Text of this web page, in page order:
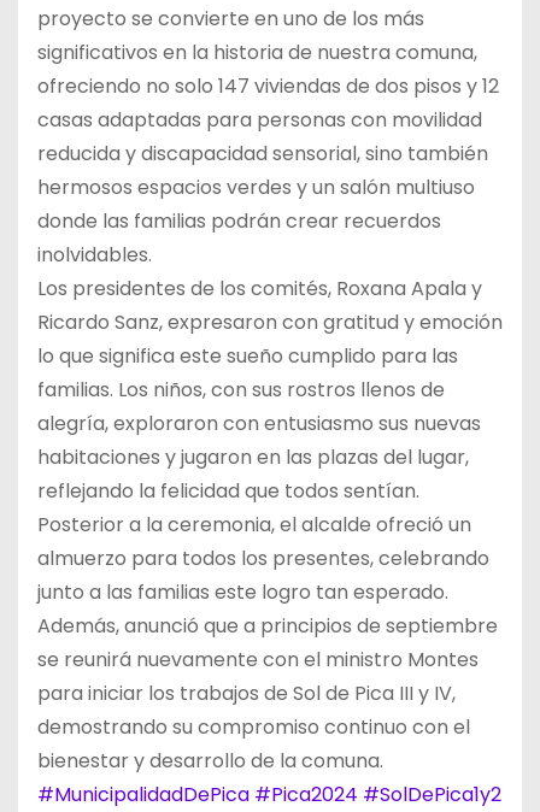
proyecto se convierte en uno de los más
significativos en la historia de nuestra comuna,
ofreciendo no solo 147 viviendas de dos pisos y 12
casas adaptadas para personas con movilidad
reducida y discapacidad sensorial, sino también
hermosos espacios verdes y un salón multiuso
donde las familias podrán crear recuerdos
inolvidables.
Los presidentes de los comités, Roxana Apala y
Ricardo Sanz, expresaron con gratitud y emoción
lo que significa este sueño cumplido para las
familias. Los niños, con sus rostros llenos de
alegría, exploraron con entusiasmo sus nuevas
habitaciones y jugaron en las plazas del lugar,
reflejando la felicidad que todos sentían.
Posterior a la ceremonia, el alcalde ofreció un
almuerzo para todos los presentes, celebrando
junto a las familias este logro tan esperado.
Además, anunció que a principios de septiembre
se reunirá nuevamente con el ministro Montes
para iniciar los trabajos de Sol de Pica III y IV,
demostrando su compromiso continuo con el
bienestar y desarrollo de la comuna.
#MunicipalidadDePica #Pica2024 #SolDePica1y2